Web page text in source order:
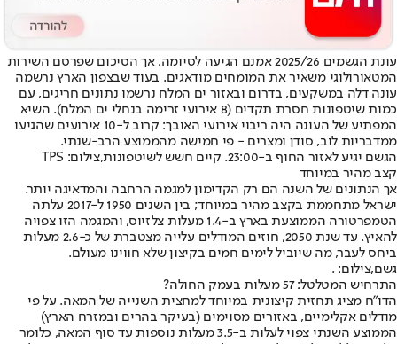
עונת הגשמים 2025/26 אמנם הגיעה לסיומה, אך הסיכום שפרסם השירות
המטאורולוגי משאיר את המומחים מודאגים. בעוד שבצפון הארץ נרשמה
עונה דלה במשקעים, בדרום ובאזור ים המלח נרשמו נתונים חריגים, עם
כמות שיטפונות חסרת תקדים (8 אירועי זרימה בנחלי ים המלח). השיא
המפתיע של העונה היה ריבוי אירועי האובך: קרוב ל-10 אירועים שהגיעו
ממדבריות לוב, סודן ומצרים - פי חמישה מהממוצע הרב-שנתי.
הגשם יגיע לאזור החוף ב-23:00. קיים חשש לשיטפונות,צילום: TPS
קצב מהיר במיוחד
אך הנתונים של השנה הם רק הקדימון למגמה הרחבה והמדאיגה יותר.
ישראל מתחממת בקצב מהיר במיוחד; בין השנים 1950 ל-2017 עלתה
הטמפרטורה הממוצעת בארץ ב-1.4 מעלות צלזיוס, והמגמה הזו צפויה
להאיץ. עד שנת 2050, חוזים המודלים עלייה מצטברת של כ-2.6 מעלות
ביחס לעבר, מה שיוביל לימים חמים בקיצון שלא חווינו מעולם.
גשם,צילום: .
התרחיש המטלטל: 57 מעלות בעמק החולה?
הדו"ח מציג תחזית קיצונית במיוחד למחצית השנייה של המאה. על פי
מודלים אקלימיים, באזורים מסוימים (בעיקר בהרים ובמזרח הארץ)
הממוצע השנתי צפוי לעלות ב-3.5 מעלות נוספות עד סוף המאה, כלומר